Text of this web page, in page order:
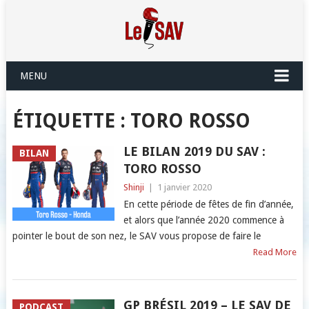
MENU
ÉTIQUETTE : TORO ROSSO
BILAN
LE BILAN 2019 DU SAV :
TORO ROSSO
Shinji 1 janvier 2020
En cette période de fêtes de fin d’année,
et alors que l’année 2020 commence à
pointer le bout de son nez, le SAV vous propose de faire le
Read More
GP BRÉSIL 2019 – LE SAV DE